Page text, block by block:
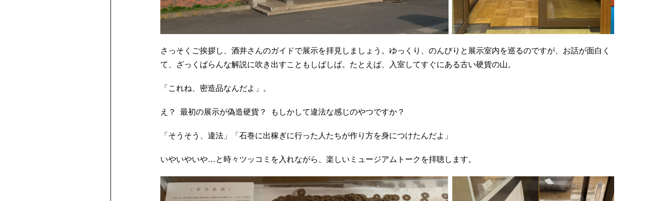
さっそくご挨拶し、酒井さんのガイドで展示を拝見しましょう。ゆっくり、のんびりと展示室内を巡るのですが、お話が面白く
て、ざっくばらんな解説に吹き出すこともしばしば。たとえば、入室してすぐにある古い硬貨の山。
「これね、密造品なんだよ」。
え？ 最初の展示が偽造硬貨？ もしかして違法な感じのやつですか？
「そうそう、違法」「石巻に出稼ぎに行った人たちが作り方を身につけたんだよ」
いやいやいや…と時々ツッコミを入れながら、楽しいミュージアムトークを拝聴します。